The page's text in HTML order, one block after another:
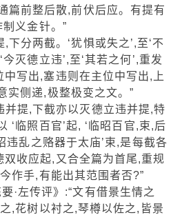
前整后散,前伏后应。有提有
义金针。”
两截。‘犹惧或失之’,至‘不
灭德立违’,至‘其若之何’,重发
写出,塞违则在主位中写出,上
实侧递,极整极变之文。”
提,下截亦以灭德立违并提,特
‘临照百官’起, ‘临昭百官,束,后
违乱之赂器于太庙’束,是每截各
双收应起,又合全篇为首尾,重规
作手,有能出其范围者否?”
左传评》:“文有借景生情之
,花树以衬之,琴樽以佐之,皆景